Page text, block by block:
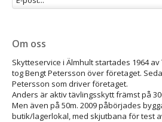
Om oss
Skytteservice i Älmhult startades 1964
tog Bengt Petersson över företaget.
Petersson som driver företaget.
Anders är aktiv tävlingsskytt främst på
Men även på 50m. 2009 påbörjades
butik/lagerlokal, med skjutbana för test